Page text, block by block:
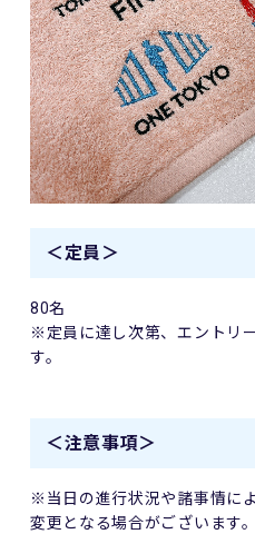
＜定員＞
80名
※定員に達し次第、エントリ
す。
＜注意事項＞
※当日の進行状況や諸事情に
変更となる場合がございます。